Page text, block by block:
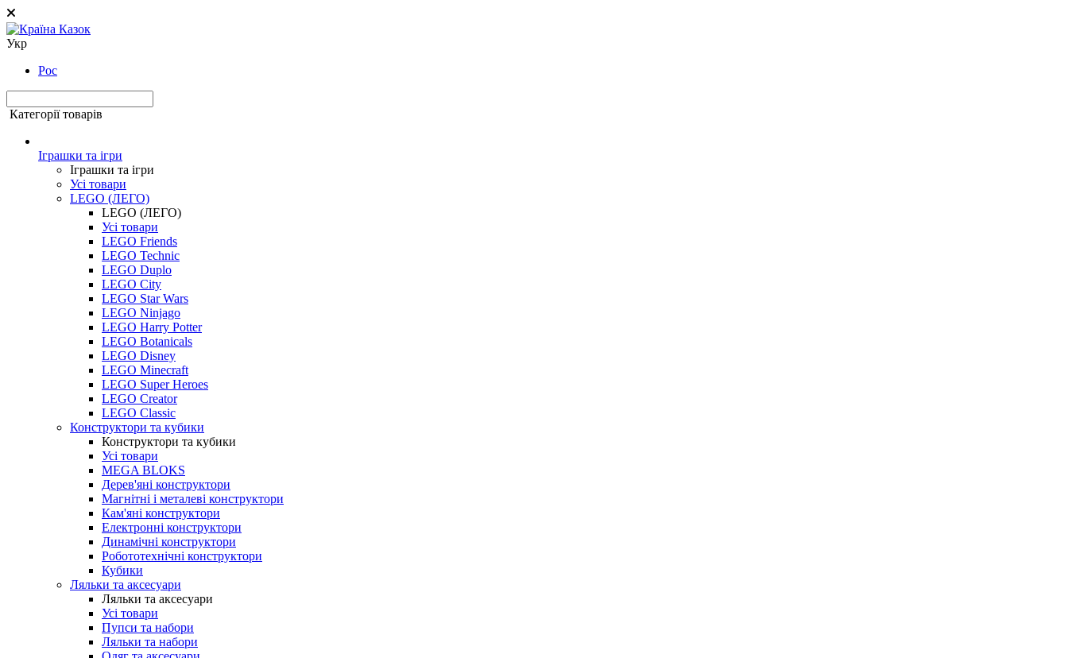
Укр
Рос
Категорії товарів
Іграшки та ігри
Іграшки та ігри
Усі товари
LEGO (ЛЕГО)
LEGO (ЛЕГО)
Усі товари
LEGO Friends
LEGO Technic
LEGO Duplo
LEGO City
LEGO Star Wars
LEGO Ninjago
LEGO Harry Potter
LEGO Botanicals
LEGO Disney
LEGO Minecraft
LEGO Super Heroes
LEGO Creator
LEGO Classic
Конструктори та кубики
Конструктори та кубики
Усі товари
MEGA BLOKS
Дерев'яні конструктори
Магнітні і металеві конструктори
Кам'яні конструктори
Електронні конструктори
Динамічні конструктори
Робототехнічні конструктори
Кубики
Ляльки та аксесуари
Ляльки та аксесуари
Усі товари
Пупси та набори
Ляльки та набори